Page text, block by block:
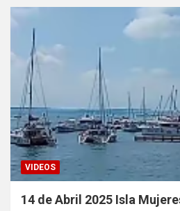
VIDEOS
14 de Abril 2025 Isla